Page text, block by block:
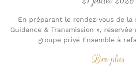
En préparant le rendez-vous de la
Guidance & Transmission »,
groupe privé Ensemble à
Lire plus